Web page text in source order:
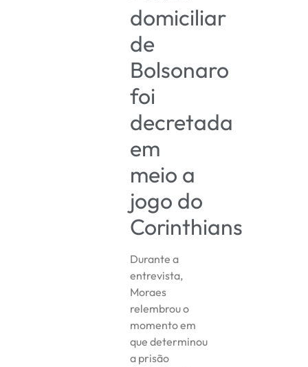
domiciliar
de
Bolsonaro
foi
decretada
em
meio a
jogo do
Corinthians
Durante a
entrevista,
Moraes
relembrou o
momento em
que determinou
a prisão